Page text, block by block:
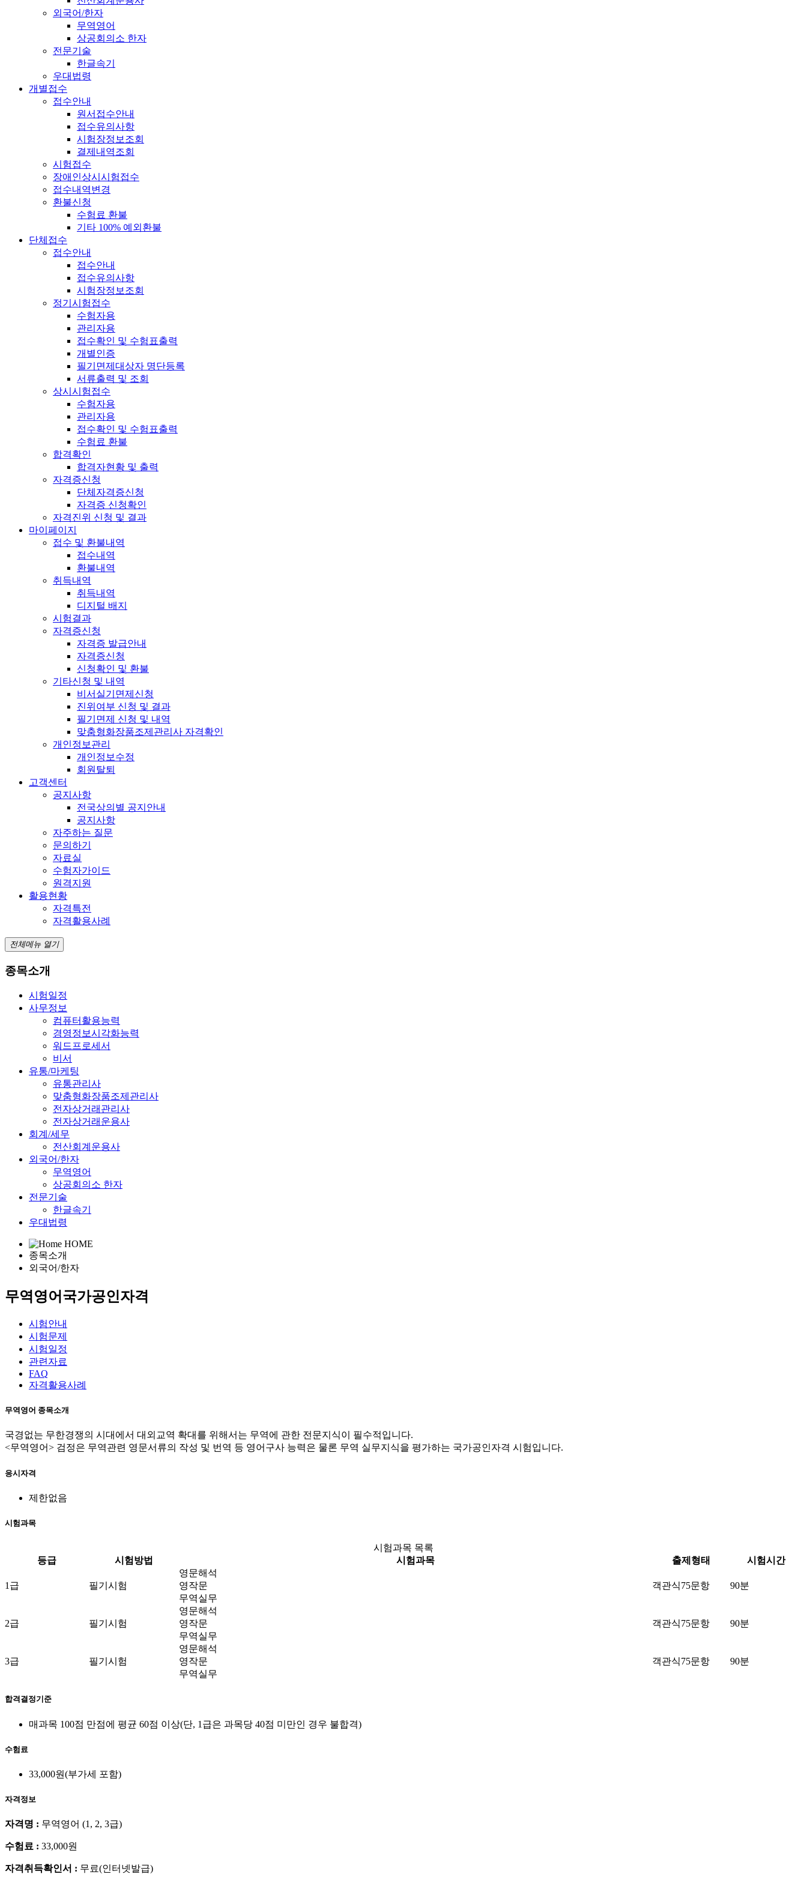
외국어/한자
무역영어
상공회의소 한자
전문기술
한글속기
우대법령
개별접수
접수안내
원서접수안내
접수유의사항
시험장정보조회
결제내역조회
시험접수
장애인상시시험접수
접수내역변경
환불신청
수험료 환불
기타 100% 예외환불
단체접수
접수안내
접수안내
접수유의사항
시험장정보조회
정기시험접수
수험자용
관리자용
접수확인 및 수험표출력
개별인증
필기면제대상자 명단등록
서류출력 및 조회
상시시험접수
수험자용
관리자용
접수확인 및 수험표출력
수험료 환불
합격확인
합격자현황 및 출력
자격증신청
단체자격증신청
자격증 신청확인
자격진위 신청 및 결과
마이페이지
접수 및 환불내역
접수내역
환불내역
취득내역
취득내역
디지털 배지
시험결과
자격증신청
자격증 발급안내
자격증신청
신청확인 및 환불
기타신청 및 내역
비서실기면제신청
진위여부 신청 및 결과
필기면제 신청 및 내역
맞춤형화장품조제관리사 자격확인
개인정보관리
개인정보수정
회원탈퇴
고객센터
공지사항
전국상의별 공지안내
공지사항
자주하는 질문
문의하기
자료실
수험자가이드
원격지원
활용현황
자격특전
자격활용사례
전체메뉴 열기
종목소개
시험일정
사무정보
컴퓨터활용능력
경영정보시각화능력
워드프로세서
비서
유통/마케팅
유통관리사
맞춤형화장품조제관리사
전자상거래관리사
전자상거래운용사
회계/세무
전산회계운용사
외국어/한자
무역영어
상공회의소 한자
전문기술
한글속기
우대법령
HOME
종목소개
외국어/한자
무역영어 국가공인자격
시험안내
시험문제
시험일정
관련자료
FAQ
자격활용사례
무역영어 종목소개
국경없는 무한경쟁의 시대에서 대외교역 확대를 위해서는 무역에 관한 전문지식이 필수적입니다.
<무역영어> 검정은 무역관련 영문서류의 작성 및 번역 등 영어구사 능력은 물론 무역 실무지식을 평가하는 국가공인자격 시험입니다.
응시자격
제한없음
시험과목
시험과목 목록
등급
시험방법 시험과목 출제형태 시험시간
1급 필기시험
영문해석
영작문
무역실무
객관식75문항 90분
2급 필기시험
영문해석
영작문
무역실무
객관식75문항 90분
3급 필기시험
영문해석
영작문
무역실무
객관식75문항 90분
합격결정기준
매과목 100점 만점에 평균 60점 이상(단, 1급은 과목당 40점 미만인 경우 불합격)
수험료
33,000원(부가세 포함)
자격정보
자격명 : 무역영어 (1, 2, 3급)
수험료 : 33,000원
자격취득확인서 : 무료(인터넷발급)